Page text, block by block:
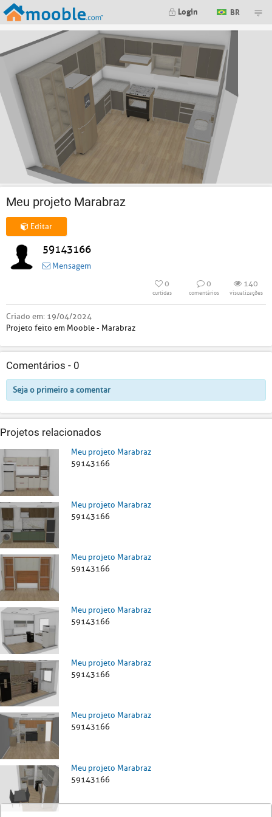
Login BR
Meu projeto Marabraz
Editar
59143166
Mensagem
0
curtidas
0
comentários
140
visualizações
Criado em: 19/04/2024
Projeto feito em Mooble - Marabraz
Comentários - 0
Seja o primeiro a comentar
Projetos relacionados
Meu projeto Marabraz
59143166
Meu projeto Marabraz
59143166
Meu projeto Marabraz
59143166
Meu projeto Marabraz
59143166
Meu projeto Marabraz
59143166
Meu projeto Marabraz
59143166
Meu projeto Marabraz
59143166